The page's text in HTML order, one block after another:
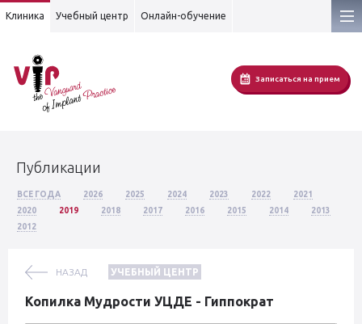
Клиника Учебный центр Онлайн-обучение
Записаться на прием
Публикации
ВСЕ ГОДА 2026 2025 2024 2023 2022
2021
2020
2019 2018 2017 2016 2015 2014
2013
2012
НАЗАД УЧЕБНЫЙ ЦЕНТР
Копилка Мудрости УЦДЕ - Гиппократ